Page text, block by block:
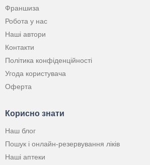
Франшиза
Робота у нас
Наші автори
Контакти
Політика конфіденційності
Угода користувача
Оферта
Корисно знати
Наш блог
Пошук і онлайн-резервування ліків
Наші аптеки